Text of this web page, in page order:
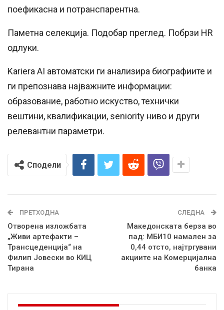
поефикасна и потранспарентна.
Паметна селекција. Подобар преглед. Побрзи HR
одлуки.
Kariera AI автоматски ги анализира биографиите и
ги препознава најважните информации:
образование, работно искуство, технички
вештини, квалификации, seniority ниво и други
релевантни параметри.
Сподели
ПРЕТХОДНА
Отворена изложбата
„Живи артефакти –
Трансцеденција“ на
Филип Јовески во КИЦ
Тирана
СЛЕДНА
Македонската берза во
пад: МБИ10 намален за
0,44 отсто, најтргувани
акциите на Комерцијална
банка